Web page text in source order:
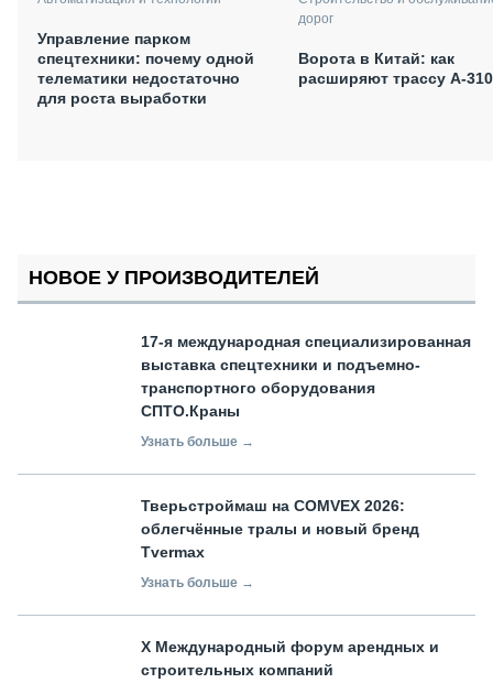
Управление парком
спецтехники: почему одной
телематики недостаточно
для роста выработки
дорог
Ворота в Китай: как
расширяют трассу А-310
НОВОЕ У ПРОИЗВОДИТЕЛЕЙ
17-я международная специализированная
выставка спецтехники и подъемно-
транспортного оборудования
СПТО.Краны
Узнать больше →
Тверьстроймаш на COMVEX 2026:
облегчённые тралы и новый бренд
Tvermax
Узнать больше →
X Международный форум арендных и
строительных компаний